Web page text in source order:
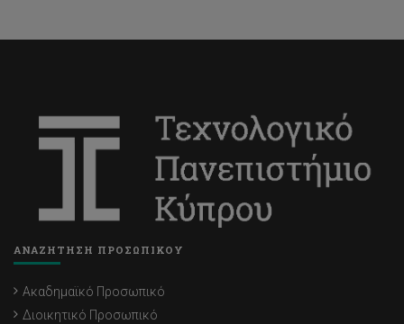
ΑΝΑΖΗΤΗΣΗ ΠΡΟΣΩΠΙΚΟΥ
Ακαδημαϊκό Προσωπικό
Διοικητικό Προσωπικό